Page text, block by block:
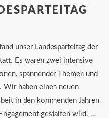
unser Landesparteitag der
Es waren zwei intensive
spannender Themen und
Wir haben einen neuen
in den kommenden Jahren
gestalten wird. …